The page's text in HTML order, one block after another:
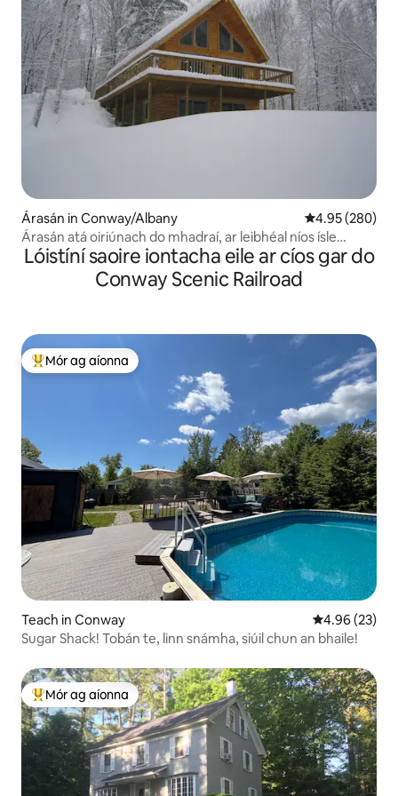
Árasán in Conway/Albany Meánrátáil
4.95 (280)
Árasán atá oiriúnach do mhadraí, ar leibhéal níos ísle
amach ón "Kanc"
Lóistíní saoire iontacha eile ar cíos gar do
Conway Scenic Railroad
An-mhór ag aíonna
Mór ag aíonna
Teach in Conway Meánrátáil
4.96 (23)
Sugar Shack! Tobán te, linn snámha, siúil chun an bhaile!
An-mhór ag aíonna
Mór ag aíonna